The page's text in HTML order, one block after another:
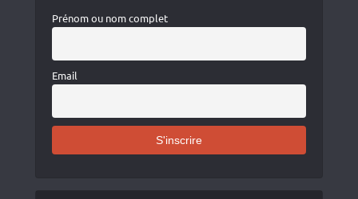
Prénom ou nom complet
Email